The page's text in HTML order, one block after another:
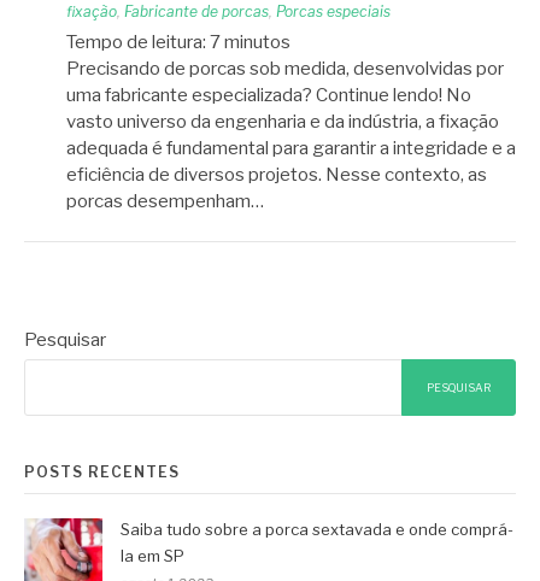
fixação Fabricante de porcas Porcas especiais
Tempo de leitura: 7minutos
Precisando de porcas sob medida, desenvolvidas por
uma fabricante especializada? Continue lendo! No
vasto universo da engenharia e da indústria, a fixação
adequada é fundamental para garantir a integridade e a
eficiência de diversos projetos. Nesse contexto, as
porcas desempenham…
Pesquisar
PESQUISAR
POSTS RECENTES
Saiba tudo sobre a porca sextavada e onde comprá-
la em SP